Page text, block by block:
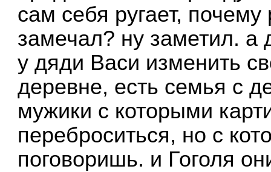
сам себя ругает,
замечал? ну заметил. а
у дяди Васи изменить
деревне, есть семья с
мужики с которыми
переброситься, но с
поговоришь. и Гоголя